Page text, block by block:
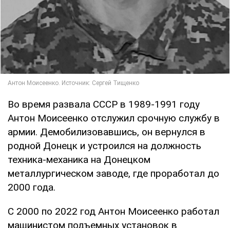
Во время развала СССР в 1989-1991 году
Антон Моисеенко отслужил срочную службу в
армии. Демобилизовавшись, он вернулся в
родной Донецк и устроился на должность
техника-механика на Донецком
металлургическом заводе, где проработал до
2000 года.
С 2000 по 2022 год Антон Моисеенко работал
машинистом подъемных установок в